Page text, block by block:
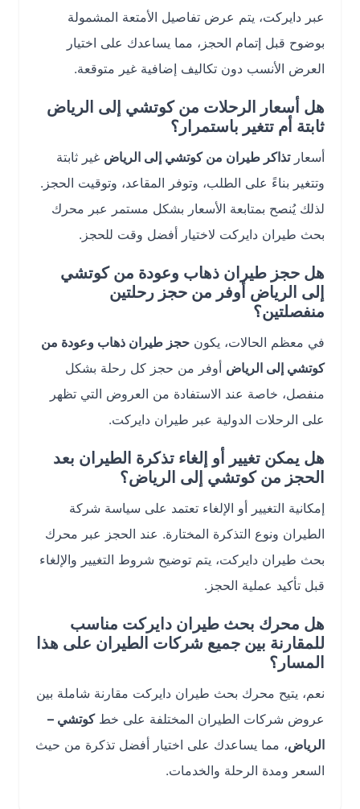
عبر دايركت، يتم عرض تفاصيل الأمتعة المشمولة
بوضوح قبل إتمام الحجز، مما يساعدك على اختيار
العرض الأنسب دون تكاليف إضافية غير متوقعة.
هل أسعار الرحلات من كوتشي إلى الرياض
ثابتة أم تتغير باستمرار؟
أسعارتذاكر طيران من كوتشي إلى الرياضغير ثابتة
وتتغير بناءً على الطلب، وتوفر المقاعد، وتوقيت الحجز.
لذلك يُنصح بمتابعة الأسعار بشكل مستمر عبر محرك
بحث طيران دايركت لاختيار أفضل وقت للحجز.
هل حجز طيران ذهاب وعودة من كوتشي
إلى الرياض أوفر من حجز رحلتين
منفصلتين؟
في معظم الحالات، يكون حجز طيران ذهاب وعودة من
كوتشي إلى الرياضأوفر من حجز كل رحلة بشكل
منفصل، خاصة عند الاستفادة من العروض التي تظهر
على الرحلات الدولية عبر طيران دايركت.
هل يمكن تغيير أو إلغاء تذكرة الطيران بعد
الحجز من كوتشي إلى الرياض؟
إمكانية التغيير أو الإلغاء تعتمد على سياسة شركة
الطيران ونوع التذكرة المختارة. عند الحجز عبر محرك
بحث طيران دايركت، يتم توضيح شروط التغيير والإلغاء
قبل تأكيد عملية الحجز.
هل محرك بحث طيران دايركت مناسب
للمقارنة بين جميع شركات الطيران على هذا
المسار؟
نعم، يتيح محرك بحث طيران دايركت مقارنة شاملة بين
عروض شركات الطيران المختلفة على خط كوتشي –
الرياض، مما يساعدك على اختيار أفضل تذكرة من حيث
السعر ومدة الرحلة والخدمات.